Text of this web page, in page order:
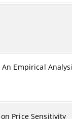
Empirical
Price Sensitivity